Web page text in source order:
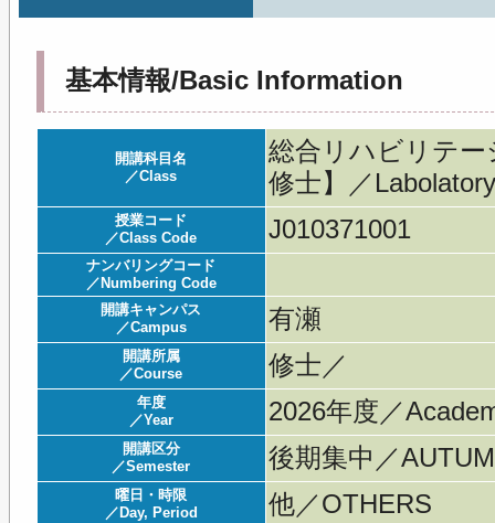
基本情報/Basic Information
開講科目名
／Class
総合リハビリテー
修士】／
授業コード
／Class Code
J010371001
ナンバリングコード
／Numbering Code
開講キャンパス
／Campus
有瀬
開講所属
／Course
修士／
年度
／Year
2026年度／
開講区分
／Semester
後期集中／
曜日・時限
／Day, Period
他／OTHERS